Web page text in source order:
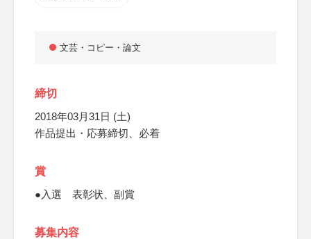
文芸・コピー・論文
締切
2018年03月31日 (土)
作品提出・応募締切、必着
賞
●入選 表彰状、副賞
募集内容